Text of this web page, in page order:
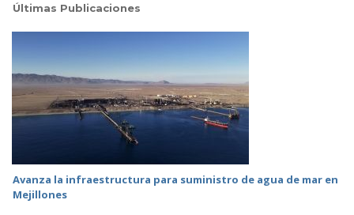
Últimas Publicaciones
Avanza la infraestructura para suministro de agua de mar en
Mejillones